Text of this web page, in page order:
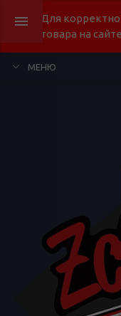
Для
товара на
МЕНЮ